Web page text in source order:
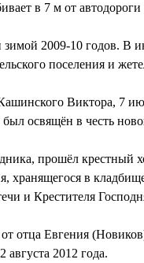
в 7 м от
2009-10 годов. В
поселения и
Виктора, 7
освящён в честь
прошёл
хранящегося в
и Крестителя
отца Евгения
2012 года.